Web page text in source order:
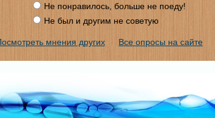
Не понравилось, больше не поеду!
Не был и другим не советую
мнения других Все опросы на сайте